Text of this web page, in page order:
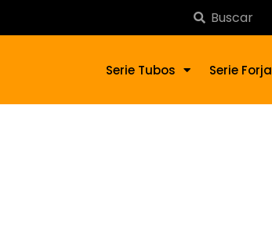
Serie Tubos Serie Forja